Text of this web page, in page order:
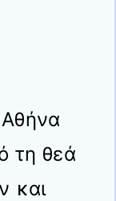
τη θεά
και